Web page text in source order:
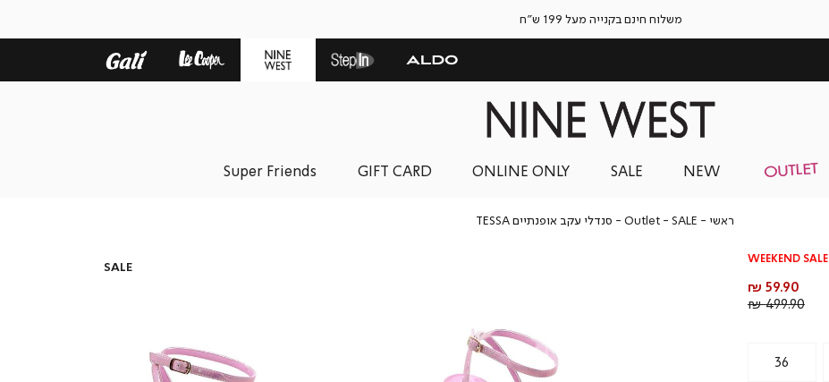
משלוח חינם בקנייה מעל 199 ש"ח
NEW
SALE
ONLINE ONLY
GIFT CARD
Super Friends
ראשי ראשי
SALE
SALE
Outlet
Outlet
סנדלי עקב אופנתיים TESSA
WEEKEND SALE
מחיר
מוצר
59.90 ₪
מחיר
499.90 ₪
36
SALE